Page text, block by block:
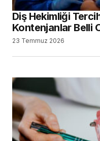
Diş Hekimliği
Kontenjanlar Belli
23 Temmuz 2026